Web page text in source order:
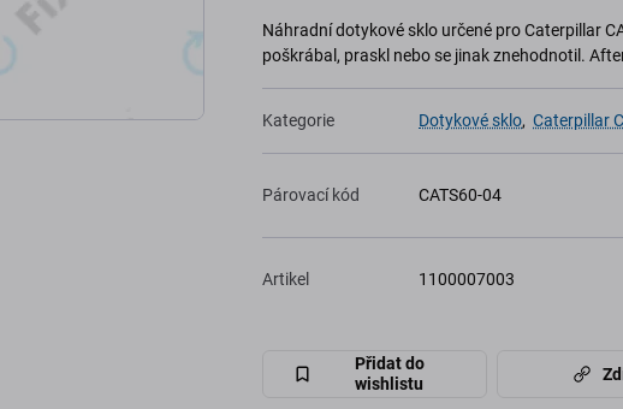
Náhradní dotykové sklo určené pro Caterpillar
poškrábal, praskl nebo se jinak znehodnotil.
Kategorie Dotykové sklo, Caterpillar
Párovací kód CATS60-04
Artikel 1100007003
Přidat do
wishlistu